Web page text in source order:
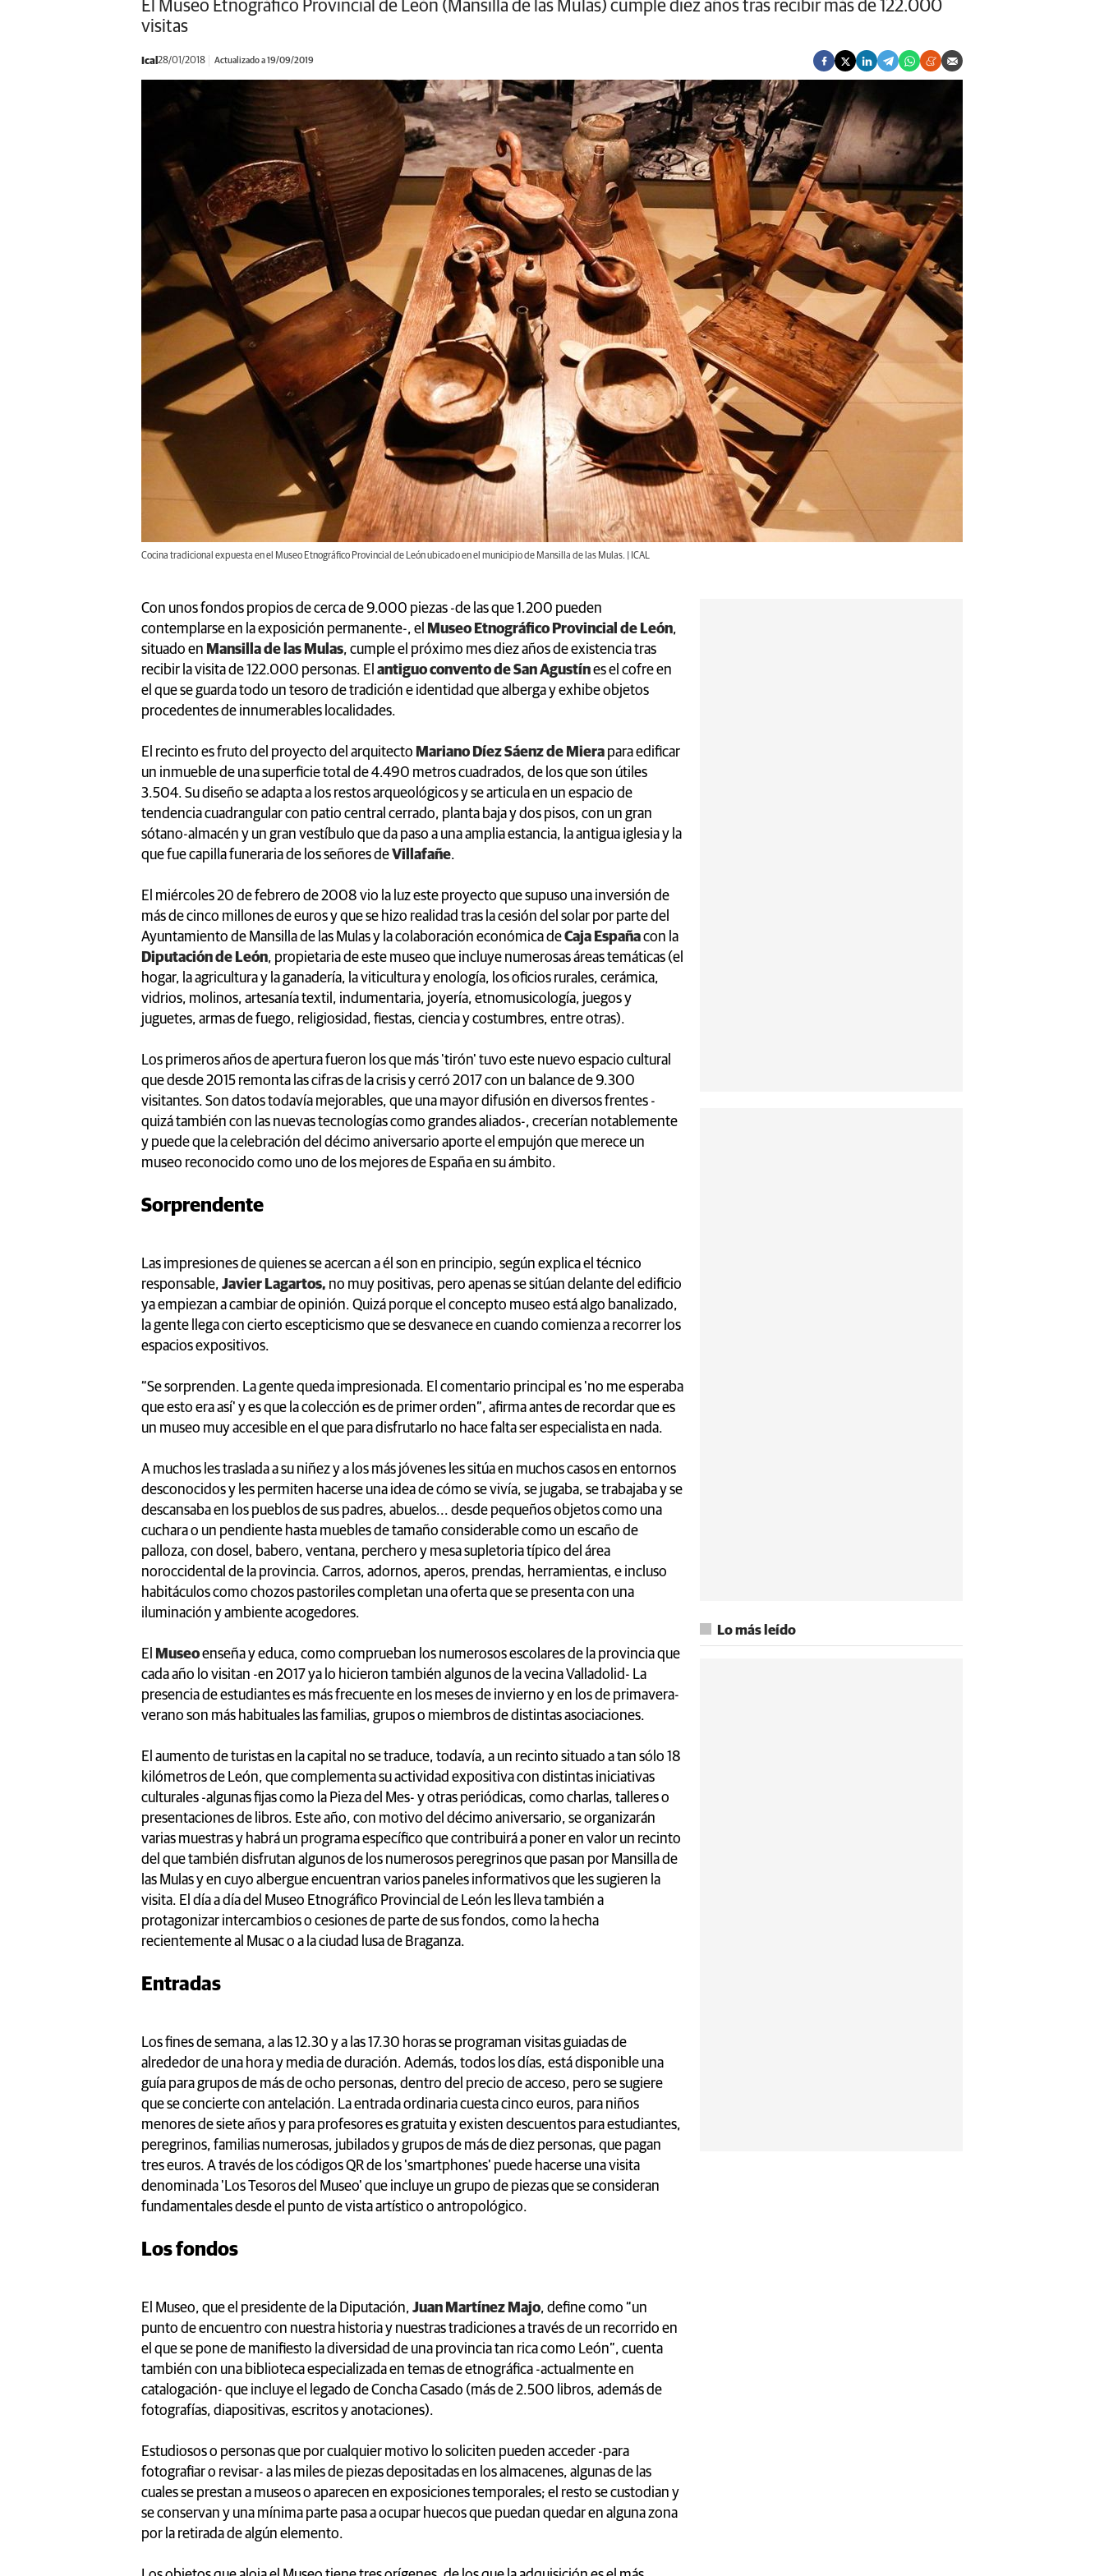
El Museo Etnográfico Provincial de León (Mansilla de las Mulas) cumple diez años tras recibir más de 122.000
visitas
Ical 28/01/2018 Actualizado a 19/09/2019
Cocina tradicional expuesta en el Museo Etnográfico Provincial de León ubicado en el municipio de Mansilla de las Mulas. | ICAL
Con unos fondos propios de cerca de 9.000 piezas -de las que 1.200 pueden
contemplarse en la exposición permanente-, el Museo Etnográfico Provincial de León,
situado en Mansilla de las Mulas, cumple el próximo mes diez años de existencia tras
recibir la visita de 122.000 personas. El antiguo convento de San Agustínes el cofre en
el que se guarda todo un tesoro de tradición e identidad que alberga y exhibe objetos
procedentes de innumerables localidades.
El recinto es fruto del proyecto del arquitecto Mariano Díez Sáenz de Miera para edificar
un inmueble de una superficie total de 4.490 metros cuadrados, de los que son útiles
3.504. Su diseño se adapta a los restos arqueológicos y se articula en un espacio de
tendencia cuadrangular con patio central cerrado, planta baja y dos pisos, con un gran
sótano-almacén y un gran vestíbulo que da paso a una amplia estancia, la antigua iglesia y la
que fue capilla funeraria de los señores deVillafañe.
El miércoles 20 de febrero de 2008 vio la luz este proyecto que supuso una inversión de
más de cinco millones de euros y que se hizo realidad tras la cesión del solar por parte del
Ayuntamiento de Mansilla de las Mulas y la colaboración económica deCaja Españacon la
Diputación de León, propietaria de este museo que incluye numerosas áreas temáticas (el
hogar, la agricultura y la ganadería, la viticultura y enología, los oficios rurales, cerámica,
vidrios, molinos, artesanía textil, indumentaria, joyería, etnomusicología, juegos y
juguetes, armas de fuego, religiosidad, fiestas, ciencia y costumbres, entre otras).
Los primeros años de apertura fueron los que más 'tirón' tuvo este nuevo espacio cultural
que desde 2015 remonta las cifras de la crisis y cerró 2017 con un balance de 9.300
visitantes. Son datos todavía mejorables, que una mayor difusión en diversos frentes -
quizá también con las nuevas tecnologías como grandes aliados-, crecerían notablemente
y puede que la celebración del décimo aniversario aporte el empujón que merece un
museo reconocido como uno de los mejores de España en su ámbito.
Sorprendente
Las impresiones de quienes se acercan a él son en principio, según explica el técnico
responsable, Javier Lagartos, no muy positivas, pero apenas se sitúan delante del edificio
ya empiezan a cambiar de opinión. Quizá porque el concepto museo está algo banalizado,
la gente llega con cierto escepticismo que se desvanece en cuando comienza a recorrer los
espacios expositivos.
“Se sorprenden. La gente queda impresionada. El comentario principal es 'no me esperaba
que esto era así' y es que la colección es de primer orden”, afirma antes de recordar que es
un museo muy accesible en el que para disfrutarlo no hace falta ser especialista en nada.
A muchos les traslada a su niñez y a los más jóvenes les sitúa en muchos casos en entornos
desconocidos y les permiten hacerse una idea de cómo se vivía, se jugaba, se trabajaba y se
descansaba en los pueblos de sus padres, abuelos... desde pequeños objetos como una
cuchara o un pendiente hasta muebles de tamaño considerable como un escaño de
palloza, con dosel, babero, ventana, perchero y mesa supletoria típico del área
noroccidental de la provincia. Carros, adornos, aperos, prendas, herramientas, e incluso
habitáculos como chozos pastoriles completan una oferta que se presenta con una
iluminación y ambiente acogedores.
El Museoenseña y educa, como comprueban los numerosos escolares de la provincia que
cada año lo visitan -en 2017 ya lo hicieron también algunos de la vecina Valladolid- La
presencia de estudiantes es más frecuente en los meses de invierno y en los de primavera-
verano son más habituales las familias, grupos o miembros de distintas asociaciones.
El aumento de turistas en la capital no se traduce, todavía, a un recinto situado a tan sólo 18
kilómetros de León, que complementa su actividad expositiva con distintas iniciativas
culturales -algunas fijas como la Pieza del Mes- y otras periódicas, como charlas, talleres o
presentaciones de libros. Este año, con motivo del décimo aniversario, se organizarán
varias muestras y habrá un programa específico que contribuirá a poner en valor un recinto
del que también disfrutan algunos de los numerosos peregrinos que pasan por Mansilla de
las Mulas y en cuyo albergue encuentran varios paneles informativos que les sugieren la
visita. El día a día del Museo Etnográfico Provincial de León les lleva también a
protagonizar intercambios o cesiones de parte de sus fondos, como la hecha
recientemente al Musac o a la ciudad lusa de Braganza.
Entradas
Los fines de semana, a las 12.30 y a las 17.30 horas se programan visitas guiadas de
alrededor de una hora y media de duración. Además, todos los días, está disponible una
guía para grupos de más de ocho personas, dentro del precio de acceso, pero se sugiere
que se concierte con antelación. La entrada ordinaria cuesta cinco euros, para niños
menores de siete años y para profesores es gratuita y existen descuentos para estudiantes,
peregrinos, familias numerosas, jubilados y grupos de más de diez personas, que pagan
tres euros. A través de los códigos QR de los 'smartphones' puede hacerse una visita
denominada 'Los Tesoros del Museo' que incluye un grupo de piezas que se consideran
fundamentales desde el punto de vista artístico o antropológico.
Los fondos
El Museo, que el presidente de la Diputación, Juan Martínez Majo, define como “un
punto de encuentro con nuestra historia y nuestras tradiciones a través de un recorrido en
el que se pone de manifiesto la diversidad de una provincia tan rica como León”, cuenta
también con una biblioteca especializada en temas de etnográfica -actualmente en
catalogación- que incluye el legado de Concha Casado (más de 2.500 libros, además de
fotografías, diapositivas, escritos y anotaciones).
Estudiosos o personas que por cualquier motivo lo soliciten pueden acceder -para
fotografiar o revisar- a las miles de piezas depositadas en los almacenes, algunas de las
cuales se prestan a museos o aparecen en exposiciones temporales; el resto se custodian y
se conservan y una mínima parte pasa a ocupar huecos que puedan quedar en alguna zona
por la retirada de algún elemento.
Lo más leído